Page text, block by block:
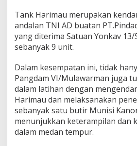
Tank Harimau merupakan
andalan TNI AD buatan
yang diterima Satuan Yonkav 13/
sebanyak 9 unit.
Dalam kesempatan ini, tidak
Pangdam VI/Mulawarman juga
dalam latihan dengan
Harimau dan melaksanakan
sebanyak satu butir Munisi
menunjukkan keterampilan dan
dalam medan tempur.